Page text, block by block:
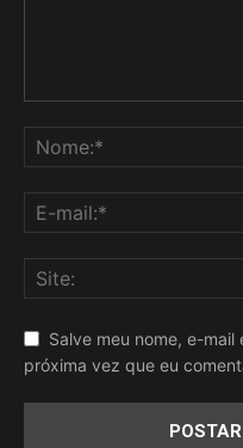
Salve meu nome, e-
próxima vez que eu